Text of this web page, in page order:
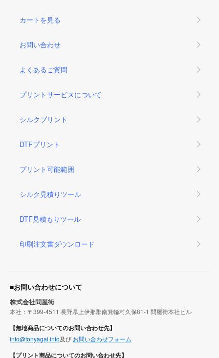
カートを見る
お問い合わせ
よくあるご質問
プリントサービスについて
シルクプリント
DTFプリント
プリント可能範囲
シルク見積りツール
DTF見積もりツール
印刷注文書ダウンロード
■お問い合わせについて
株式会社問屋街
本社：〒399-4511 長野県上伊那郡南箕輪村久保81-1 問屋街本社ビル
【無地商品についてのお問い合わせ先】
info@tonyagai.info及び お問い合わせフォーム
【プリント商品についてのお問い合わせ先】